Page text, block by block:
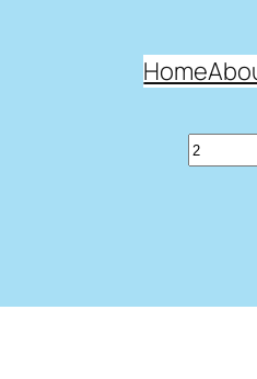
Home
Search